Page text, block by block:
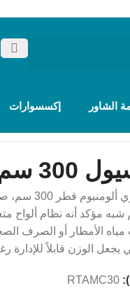
الشاور إكسسوارات
ريتالو
300 سم، صناعة سعودية.
شبه مؤكد أنه نظام ألواح
الأمطار أو الصرف
يجعل الوزن قابلاً للإدارة
RTAMC30